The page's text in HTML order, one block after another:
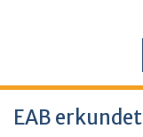
EAB erkundet